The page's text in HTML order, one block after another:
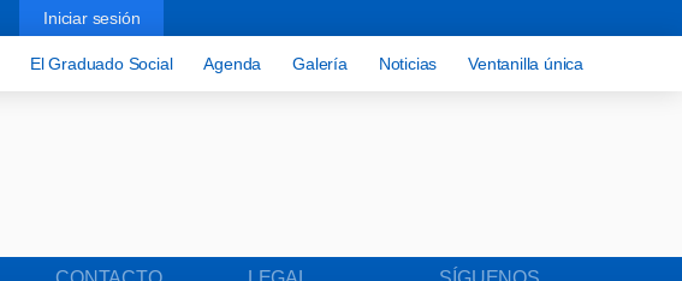
Iniciar sesión
El Graduado Social Agenda Galería Noticias Ventanilla única